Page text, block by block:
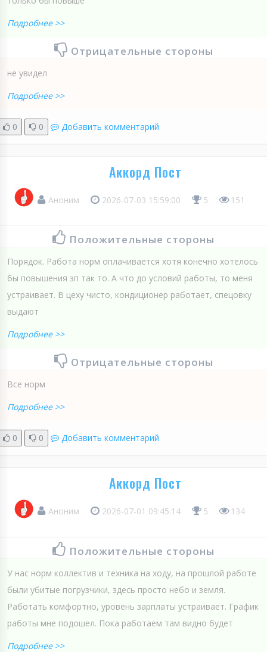
Подробнее >>
Отрицательные стороны
не увидел
Подробнее >>
0 0 Добавить комментарий
Аккорд Пост
Аноним 2026-07-03 15:59:00 5 151
Положительные стороны
Порядок. Работа норм оплачивается хотя конечно хотелось
бы повышения зп так то. А что до условий работы, то меня
устраивает. В цеху чисто, кондиционер работает, спецовку
выдают
Подробнее >>
Отрицательные стороны
Все норм
Подробнее >>
0 0 Добавить комментарий
Аккорд Пост
Аноним 2026-07-01 09:45:14 5 134
Положительные стороны
У нас норм коллектив и техника на ходу, на прошлой работе
были убитые погрузчики, здесь просто небо и земля.
Работать комфортно, уровень зарплаты устраивает. График
работы мне подошел. Пока работаем там видно будет
Подробнее >>